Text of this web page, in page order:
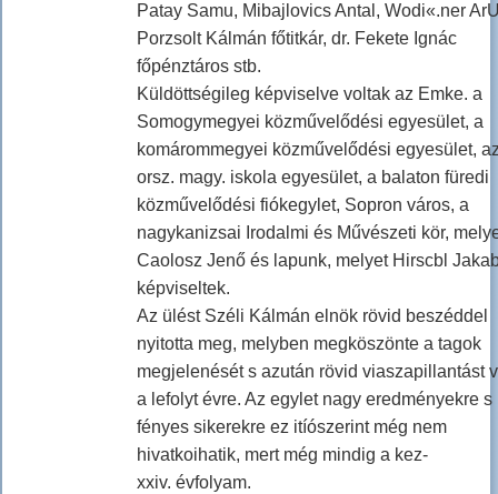
Patay Samu, Mibajlovics Antal, Wodi«.ner
Porzsolt Kálmán főtitkár, dr. Fekete Ignác
főpénztáros stb.
Küldöttségileg képviselve voltak az Emke. a
Somogymegyei közművelődési egyesület, a
komárommegyei közművelődési egyesület,
orsz. magy. iskola egyesület, a balaton füredi
közművelődési fiókegylet, Sopron város, a
nagykanizsai Irodalmi és Művészeti kör,
Caolosz Jenő és lapunk, melyet Hirscbl
képviseltek.
Az ülést Széli Kálmán elnök rövid beszéddel
nyitotta meg, melyben megköszönte a tagok
megjelenését s azután rövid viaszapillantást
a lefolyt évre. Az egylet nagy eredményekre s
fényes sikerekre ez itíószerint még nem
hivatkoihatik, mert még mindig a kez-
xxiv. évfolyam.